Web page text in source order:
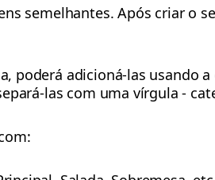
semelhantes. Após criar o
poderá adicioná-las usando
las com uma vírgula -